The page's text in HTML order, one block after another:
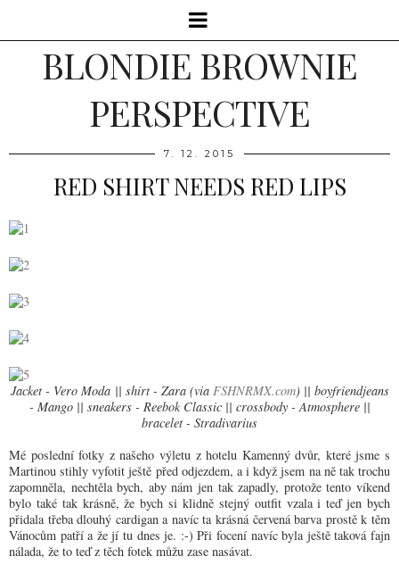
BLONDIE BROWNIE
PERSPECTIVE
7. 12. 2015
RED SHIRT NEEDS RED LIPS
Jacket - Vero Moda || shirt - Zara (via FSHNRMX.com) || boyfriendjeans
- Mango || sneakers - Reebok Classic || crossbody - Atmosphere ||
bracelet - Stradivarius
Mé poslední fotky z našeho výletu z hotelu Kamenný dvůr, které jsme s
Martinou stihly vyfotit ještě před odjezdem, a i když jsem na ně tak trochu
zapomněla, nechtěla bych, aby nám jen tak zapadly, protože tento víkend
bylo také tak krásně, že bych si klidně stejný outfit vzala i teď jen bych
přidala třeba dlouhý cardigan a navíc ta krásná červená barva prostě k těm
Vánocům patří a že jí tu dnes je. :-) Při focení navíc byla ještě taková fajn
nálada, že to teď z těch fotek můžu zase nasávat.